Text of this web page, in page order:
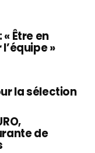
Être en
»
la sélection
de